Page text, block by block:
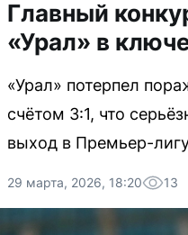
Главный
«Урал» в
«Урал» потерпел
счётом 3:1, что
выход в Премьер-
29 марта, 2026, 18:20 13